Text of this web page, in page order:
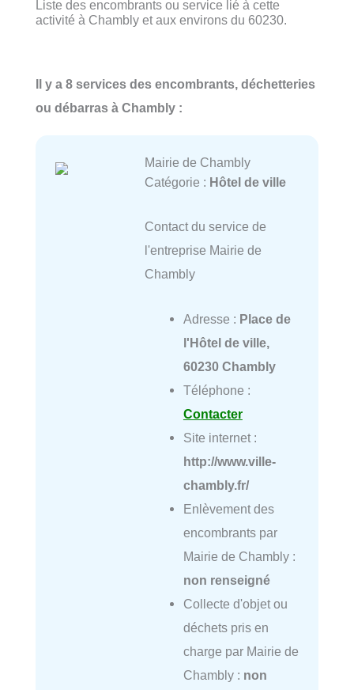
Liste des encombrants ou service lié à cette
activité à Chambly et aux environs du 60230.
Il y a 8 services des encombrants, déchetteries
ou débarras à Chambly :
Mairie de Chambly
Catégorie : Hôtel de ville
Contact du service de
l'entreprise Mairie de
Chambly
Adresse : Place de
l'Hôtel de ville,
60230 Chambly
Téléphone :
Contacter
Site internet :
http://www.ville-
chambly.fr/
Enlèvement des
encombrants par
Mairie de Chambly :
non renseigné
Collecte d'objet ou
déchets pris en
charge par Mairie de
Chambly : non